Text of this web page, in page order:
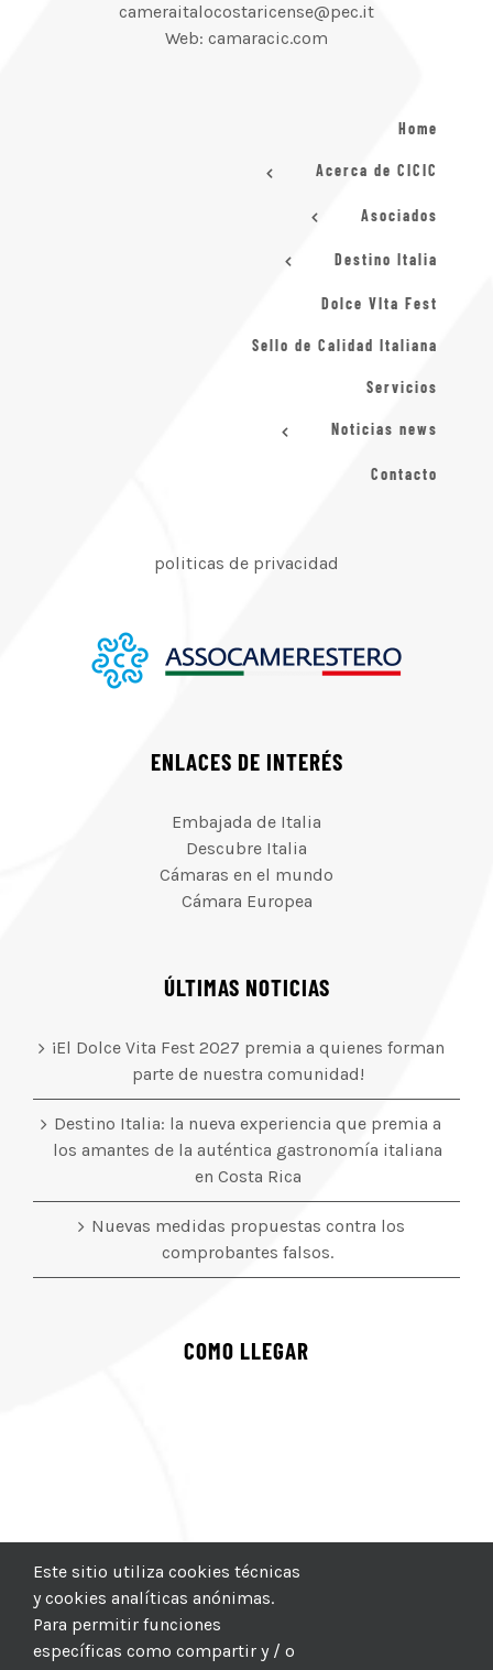
cameraitalocostaricense@pec.it
Web: camaracic.com
Home
Acerca de CICIC
Asociados
Destino Italia
Dolce VIta Fest
Sello de Calidad Italiana
Servicios
Noticias news
Contacto
politicas de privacidad
ENLACES DE INTERÉS
Embajada de Italia
Descubre Italia
Cámaras en el mundo
Cámara Europea
ÚLTIMAS NOTICIAS
¡El Dolce Vita Fest 2027 premia a quienes forman
parte de nuestra comunidad!
Destino Italia: la nueva experiencia que premia a
los amantes de la auténtica gastronomía italiana
en Costa Rica
Nuevas medidas propuestas contra los
comprobantes falsos.
COMO LLEGAR
Este sitio utiliza cookies técnicas
y cookies analíticas anónimas.
Para permitir funciones
específicas como compartir y / o